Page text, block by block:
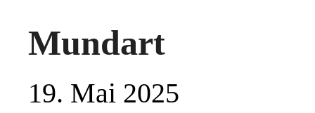
Mundart
19. Mai 2025